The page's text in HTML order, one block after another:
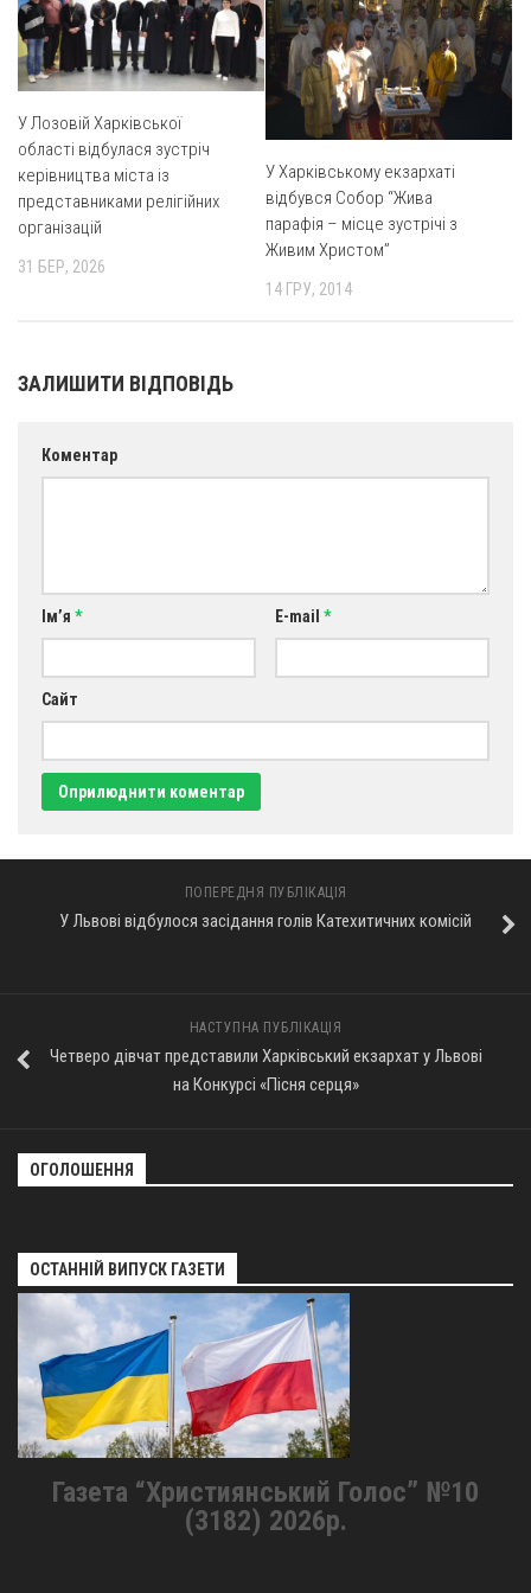
Св. Йосифа ОПДМ
Монастир сестер милосердя Св. Вінкентія. Дім Милосердя
Монастир Успення Пресвятої Богородиці Сестер Чину
Святого Василія Великого
Комісії
Катехитична комісія
Комісія у справах молоді
Комісія у справах родини
Квіти Слобожанщини
Полтавщина
Трансляції
У Лозовій Харківської
області відбулася зустріч
керівництва міста із
представниками релігійних
організацій
31 БЕР, 2026
У Харківському екзархаті
відбувся Собор “Жива
парафія – місце зустрічі з
Живим Христом”
14 ГРУ, 2014
ЗАЛИШИТИ ВІДПОВІДЬ
Коментар
Ім’я * E-mail *
Сайт
ПОПЕРЕДНЯ ПУБЛІКАЦІЯ
У Львові відбулося засідання голів Катехитичних комісій
НАСТУПНА ПУБЛІКАЦІЯ
Четверо дівчат представили Харківський екзархат у Львові
на Конкурсі «Пісня серця»
ОГОЛОШЕННЯ
ОСТАННІЙ ВИПУСК ГАЗЕТИ
Газета “Християнський Голос” №10
(3182) 2026р.